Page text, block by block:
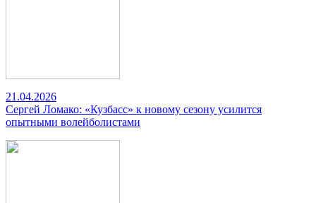
21.04.2026
Сергей Ломако: «Кузбасс» к новому сезону усилится
опытными волейболистами